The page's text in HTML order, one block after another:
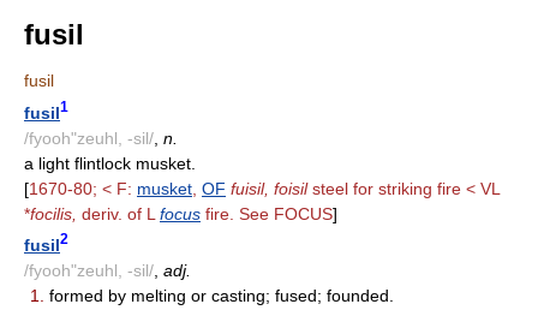
fusil
fusil
fusil1
/fyooh"zeuhl, -sil/ n.
a light flintlock musket.
[1670-80; < F: musket OF fuisil, foisilsteel for striking fire < VL
*focilis, deriv. of L focus fire. See FOCUS]
fusil2
/fyooh"zeuhl, -sil/, adj.
1. formed by melting or casting; fused; founded.